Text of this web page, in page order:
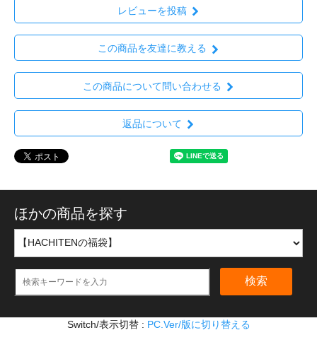
レビューを投稿
この商品を友達に教える
この商品について問い合わせる
返品について
ほかの商品を探す
検索
Switch/表示切替 : PC.Ver/版に切り替える